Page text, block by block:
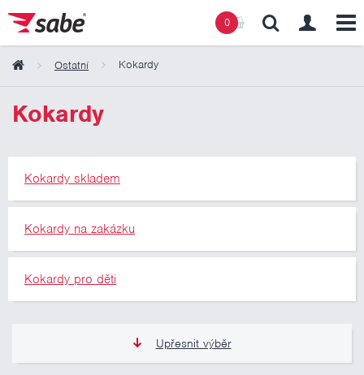
0
Ostatní Kokardy
Kokardy
Kokardy skladem
Kokardy na zakázku
Kokardy pro děti
Upřesnit výběr
Obsah košíku